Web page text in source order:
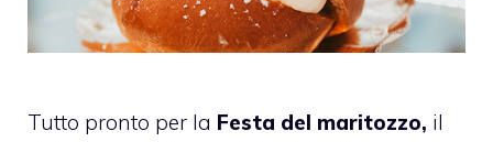
Tutto pronto per la Festa del maritozzo, il